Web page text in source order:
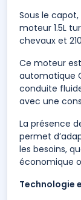
Sous le capot,
moteur 1.5L
chevaux et
Ce moteur
automatique
conduite
avec une
La présence
permet
les besoins,
économique
Technologie